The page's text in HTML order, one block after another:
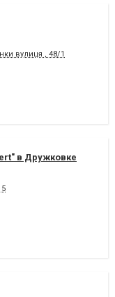
вулиця , 48/1
в Дружковке